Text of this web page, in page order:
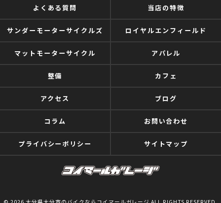
よくある質問 当店の特徴
サンダーモーターサイクルズ ロイヤルエンフィールド
マットモーターサイクル アパレル
整備 カフェ
アクセス ブログ
コラム お問い合わせ
プライバシーポリシー サイトマップ